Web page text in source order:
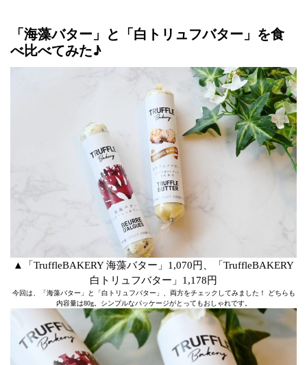
「海藻バター」と「白トリュフバター」を食
べ比べてみた♪
▲「TruffleBAKERY 海藻バター」1,070円、「TruffleBAKERY
白トリュフバター」1,178円
今回は、「海藻バター」と「白トリュフバター」、両方をチェックしてみました！ どちらも
内容量は80g。シンプルなパッケージがとってもおしゃれです。